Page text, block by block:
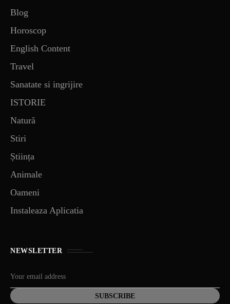
Blog
Horoscop
English Content
Travel
Sanatate si ingrijire
ISTORIE
Natură
Stiri
Știința
Animale
Oameni
Instaleaza Aplicatia
NEWSLETTER